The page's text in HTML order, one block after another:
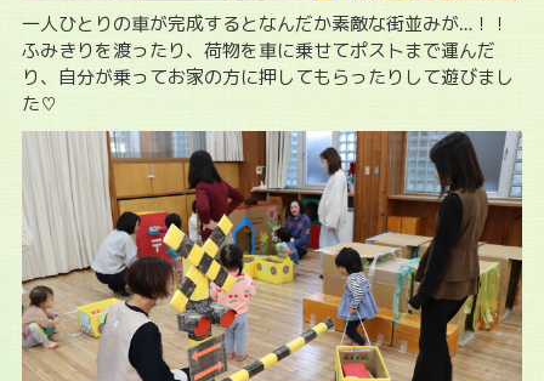
一人ひとりの車が完成するとなんだか素敵な街並みが…！！
ふみきりを渡ったり、荷物を車に乗せてポストまで運んだ
り、自分が乗ってお家の方に押してもらったりして遊びまし
た♡